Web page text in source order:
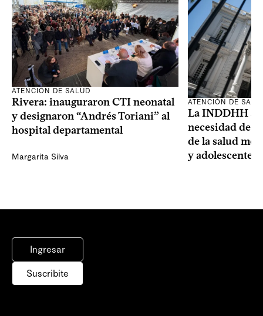
ATENCIÓN DE SALUD
Rivera: inauguraron CTI neonatal
y designaron “Andrés Toriani” al
hospital departamental
Margarita Silva
ATENCIÓN DE
La INDDHH
necesidad de
de la salud
y adolescentes
Ingresar
Suscribite